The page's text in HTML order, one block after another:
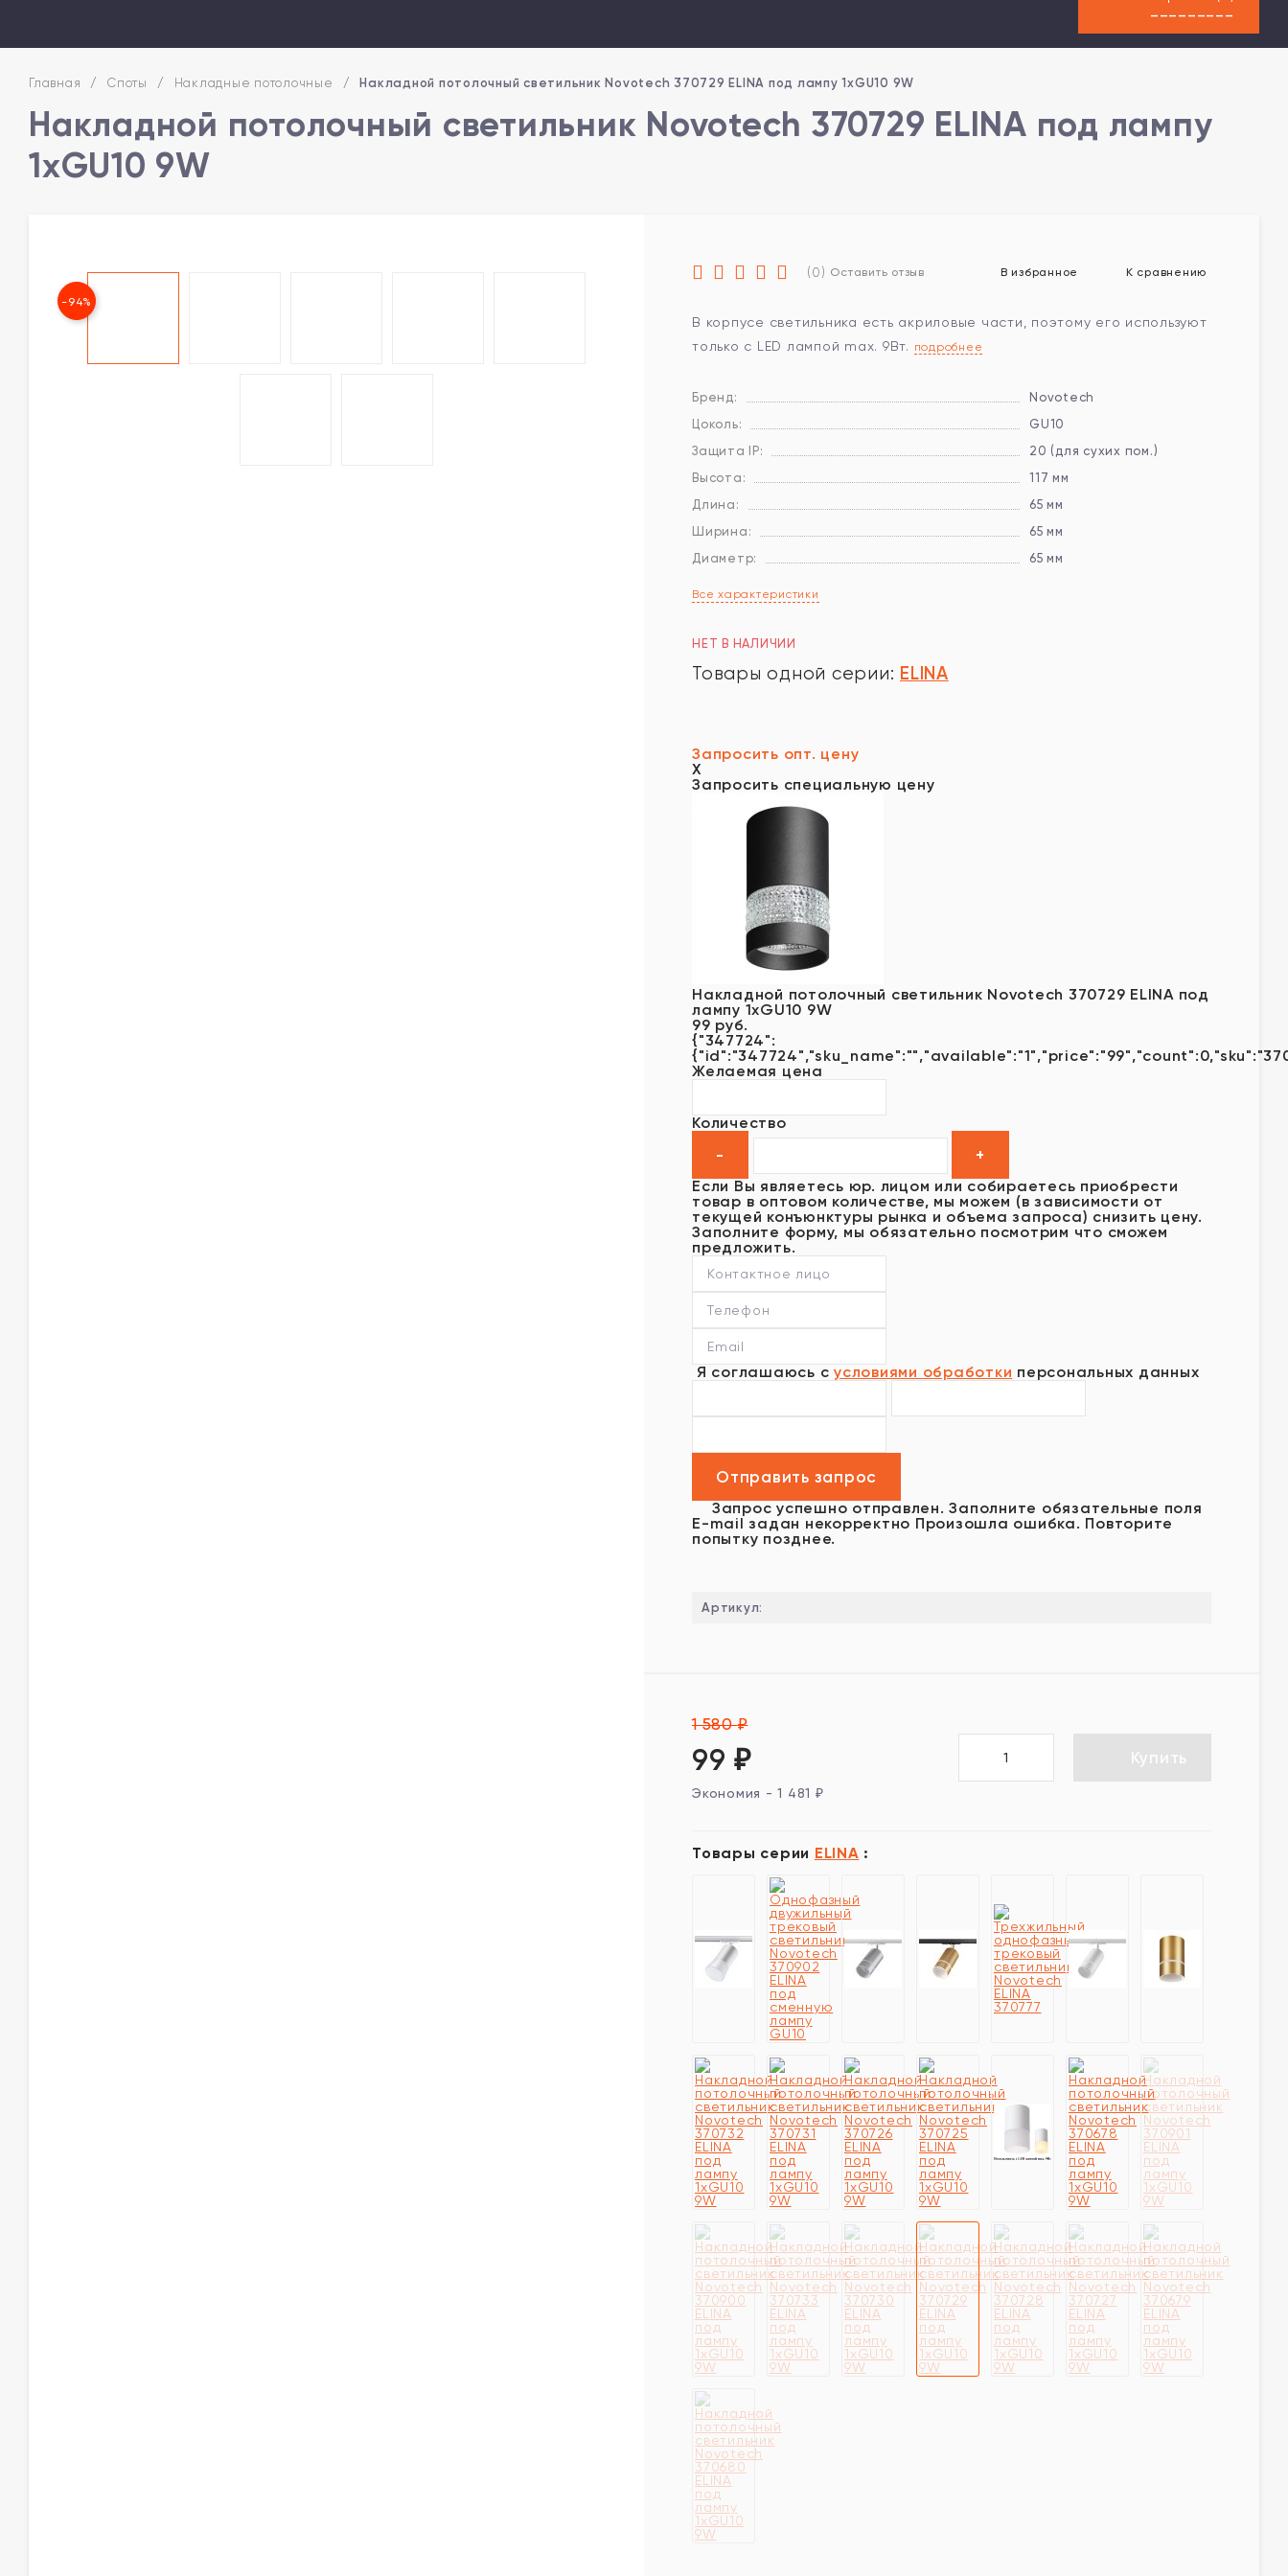
---------
Главная / Споты / Накладные потолочные / Накладной потолочный светильник Novotech 370729 ELINA под лампу 1xGU10 9W
Накладной потолочный светильник Novotech 370729 ELINA под лампу
1xGU10 9W
-94%
(0) Оставить отзыв В избранное К сравнению
В корпусе светильника есть акриловые части, поэтому его используют
только с LED лампой max. 9Вт. подробнее
Бренд:
Novotech
Цоколь:
GU10
Защита IP:
20 (для сухих пом.)
Высота:
117 мм
Длина:
65 мм
Ширина:
65 мм
Диаметр:
65 мм
Все характеристики
НЕТ В НАЛИЧИИ
Товары одной серии: ELINA
Запросить опт. цену
X
Запросить специальную цену
Накладной потолочный светильник Novotech 370729 ELINA под
лампу 1xGU10 9W
99 руб.
{"347724":
Желаемая цена
Количество
Если Вы являетесь юр. лицом или собираетесь приобрести
товар в оптовом количестве, мы можем (в зависимости от
текущей конъюнктуры рынка и объема запроса) снизить цену.
Заполните форму, мы обязательно посмотрим что сможем
предложить.
Я соглашаюсь с условиями обработки персональных данных
Запрос успешно отправлен. Заполните обязательные поля
E-mail задан некорректно Произошла ошибка. Повторите
попытку позднее.
Артикул:
1 580₽
99₽
Экономия -1 481 ₽
Купить
Товары серии ELINA :